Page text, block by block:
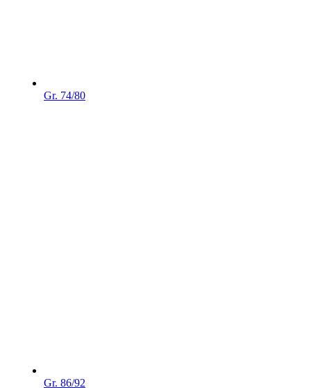
Gr. 74/80
Gr. 86/92